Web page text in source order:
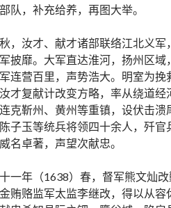
队，补充给养，再图大举。
，汝才、献才诸部联络江北义
披靡。大军直达淮河，扬州区
连营百里，声势浩大。明室为挽
才复献计改变方略，率从绕道经
克靳州、黄州等重镇，设伏击
子玉等统兵将领四十余人，歼官
名卓著，声望次献忠。
一年（1638）春，督军熊文灿
贿赂监军太监李继改，得以从容